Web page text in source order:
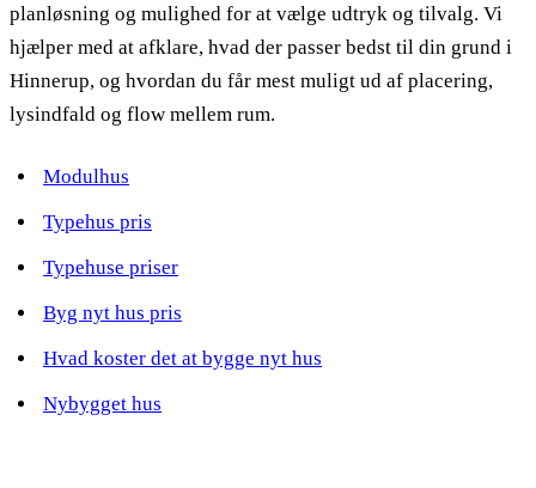
planløsning og mulighed for at vælge udtryk og tilvalg. Vi
hjælper med at afklare, hvad der passer bedst til din grund i
Hinnerup, og hvordan du får mest muligt ud af placering,
lysindfald og flow mellem rum.
Modulhus
Typehus pris
Typehuse priser
Byg nyt hus pris
Hvad koster det at bygge nyt hus
Nybygget hus